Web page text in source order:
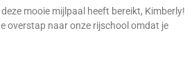
mooie mijlpaal heeft bereikt, Kimberly!
overstap naar onze rijschool omdat je